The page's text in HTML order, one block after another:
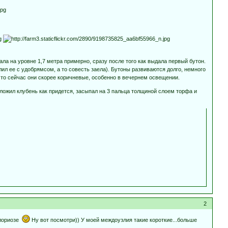
на уровне 1,7 метра примерно, сразу после того как выдала первый бутон.
ее с удобрямсом, а то совесть заела). Бутоны развиваются долго, немного
сейчас они скорее коричневые, особенно в вечернем освещении.
клубень как придется, засыпал на 3 пальца толщиной слоем торфа и
2
Ну вот посмотри)) У моей междоузлия такие короткие...больше